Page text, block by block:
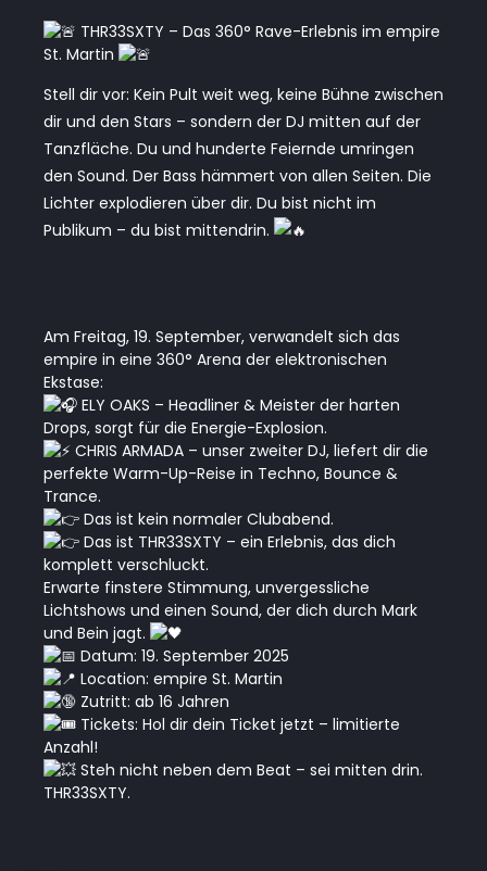
THR33SXTY – Das 360° Rave-Erlebnis im empire
St. Martin
Stell dir vor: Kein Pult weit weg, keine Bühne zwischen
dir und den Stars – sondern der DJ mitten auf der
Tanzfläche. Du und hunderte Feiernde umringen
den Sound. Der Bass hämmert von allen Seiten. Die
Lichter explodieren über dir. Du bist nicht im
Publikum – du bist mittendrin.
Am Freitag, 19. September, verwandelt sich das
empire in eine 360° Arena der elektronischen
Ekstase:
ELY OAKS – Headliner & Meister der harten
Drops, sorgt für die Energie-Explosion.
CHRIS ARMADA – unser zweiter DJ, liefert dir die
perfekte Warm-Up-Reise in Techno, Bounce &
Trance.
Das ist kein normaler Clubabend.
Das ist THR33SXTY – ein Erlebnis, das dich
komplett verschluckt.
Erwarte finstere Stimmung, unvergessliche
Lichtshows und einen Sound, der dich durch Mark
und Bein jagt.
Datum: 19. September 2025
Location: empire St. Martin
Zutritt: ab 16 Jahren
Tickets: Hol dir dein Ticket jetzt – limitierte
Anzahl!
Steh nicht neben dem Beat – sei mitten drin.
THR33SXTY.